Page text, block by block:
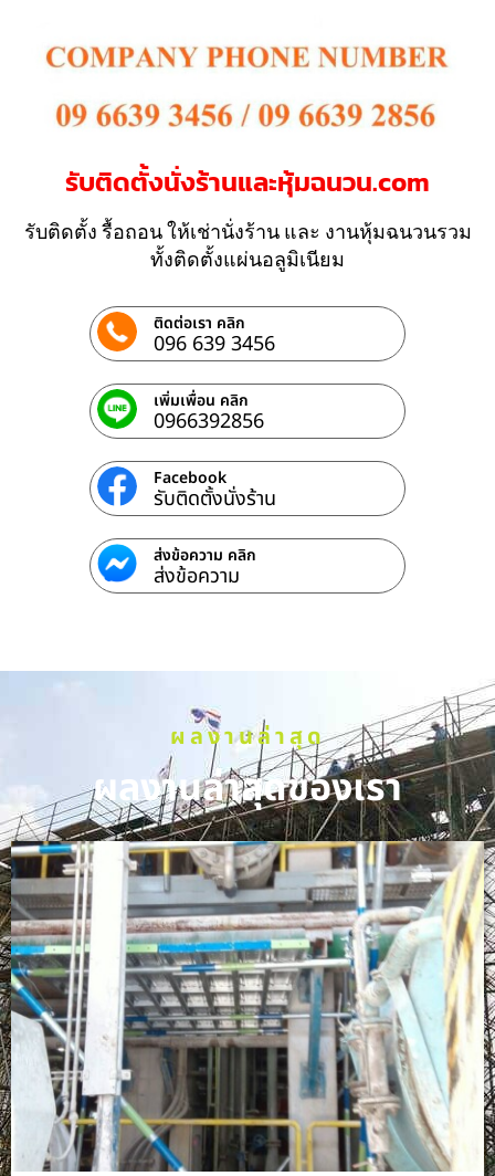
รับติดตั้งนั่งร้านและหุ้มฉนวน.com
รับติดตั้ง รื้อถอน ให้เช่านั่งร้าน และ งานหุ้มฉนวนรวม
ทั้งติดตั้งแผ่นอลูมิเนียม
ติดต่อเรา คลิก
096 639 3456
เพิ่มเพื่อน คลิก
0966392856
Facebook
รับติดตั้งนั่งร้าน
ส่งข้อความ คลิก
ส่งข้อความ
ผลงานล่าสุด
ผลงานล่าสุดของเรา